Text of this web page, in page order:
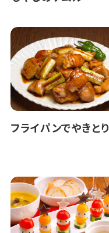
フライパンでやきとり